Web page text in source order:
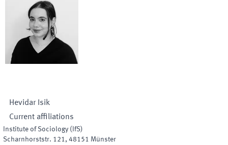
Hevidar Isik
Current affiliations
Institute of Sociology ( IfS)
Scharnhorststr. 121, 48151 Münster